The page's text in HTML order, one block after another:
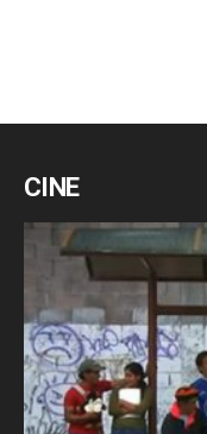
CINE